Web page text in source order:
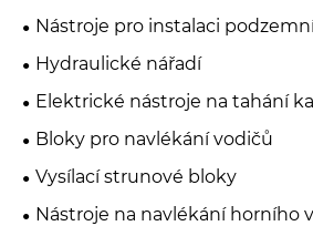
Nástroje pro instalaci
Hydraulické nářadí
Elektrické nástroje na tahání
Bloky pro navlékání vodičů
Vysílací strunové bloky
Nástroje na navlékání horního